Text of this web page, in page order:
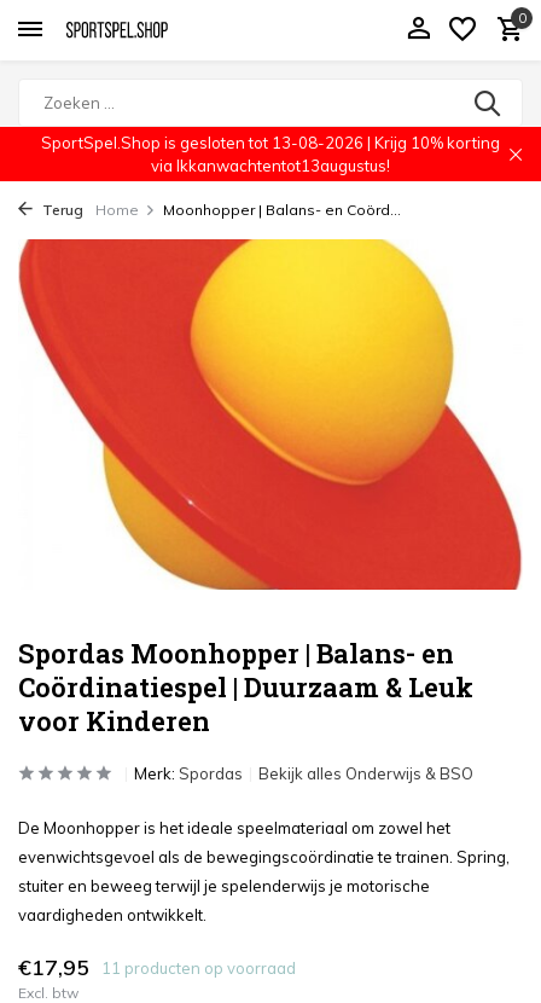
0
SportSpel.Shop is gesloten tot 13-08-2026 | Krijg 10% korting
via Ikkanwachtentot13augustus!
Terug Home Moonhopper | Balans- en Coörd...
Spordas Moonhopper | Balans- en
Coördinatiespel | Duurzaam & Leuk
voor Kinderen
Merk: Spordas Bekijk alles Onderwijs & BSO
De Moonhopper is het ideale speelmateriaal om zowel het
evenwichtsgevoel als de bewegingscoördinatie te trainen. Spring,
stuiter en beweeg terwijl je spelenderwijs je motorische
vaardigheden ontwikkelt.
€17,95 11 producten op voorraad
Excl. btw